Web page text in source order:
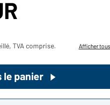
Voudriez-vous acheter des
produits pour votre besoin
clients finaux
TVA comprise. Afficher
le panier